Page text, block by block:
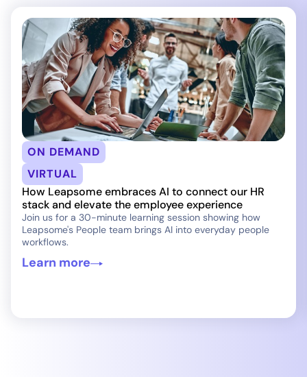
ON DEMAND
VIRTUAL
How Leapsome embraces AI to connect our HR
stack and elevate the employee experience
Join us for a 30-minute learning session showing how
Leapsome's People team brings AI into everyday people
workflows.
Learn more